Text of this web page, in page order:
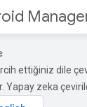
ettiğiniz dile
Yapay zeka